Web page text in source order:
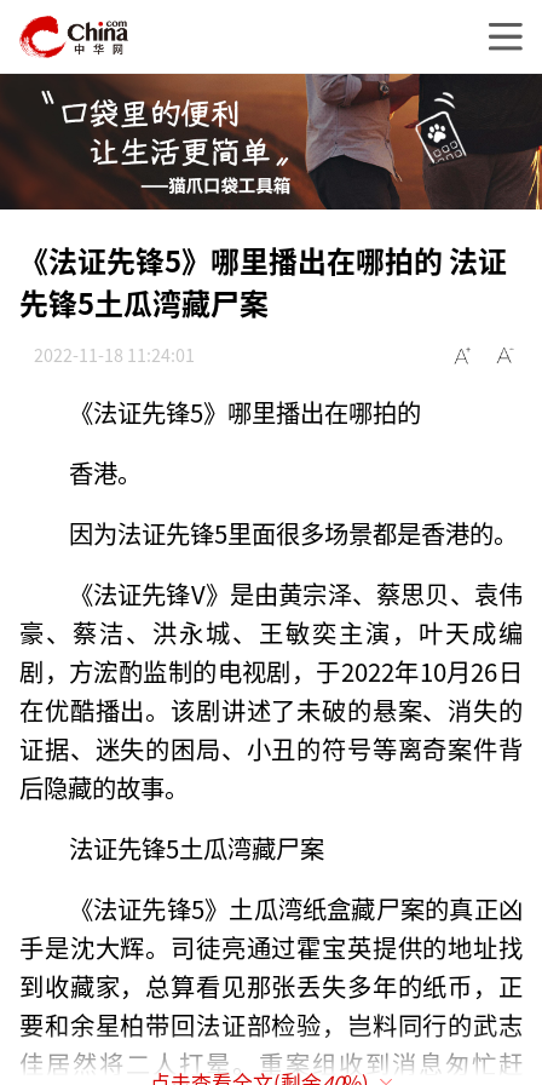
《法证先锋5》哪里播出在哪拍的 法证
先锋5土瓜湾藏尸案
2022-11-18 11:24:01
《法证先锋5》哪里播出在哪拍的
香港。
因为法证先锋5里面很多场景都是香港的。
《法证先锋V》是由黄宗泽、蔡思贝、袁伟
豪、蔡洁、洪永城、王敏奕主演，叶天成编
剧，方浤酌监制的电视剧，于2022年10月26日
在优酷播出。该剧讲述了未破的悬案、消失的
证据、迷失的困局、小丑的符号等离奇案件背
后隐藏的故事。
法证先锋5土瓜湾藏尸案
《法证先锋5》土瓜湾纸盒藏尸案的真正凶
手是沈大辉。司徒亮通过霍宝英提供的地址找
到收藏家，总算看见那张丢失多年的纸币，正
要和余星柏带回法证部检验，岂料同行的武志
佳居然将二人打晕。重案组收到消息匆忙赶